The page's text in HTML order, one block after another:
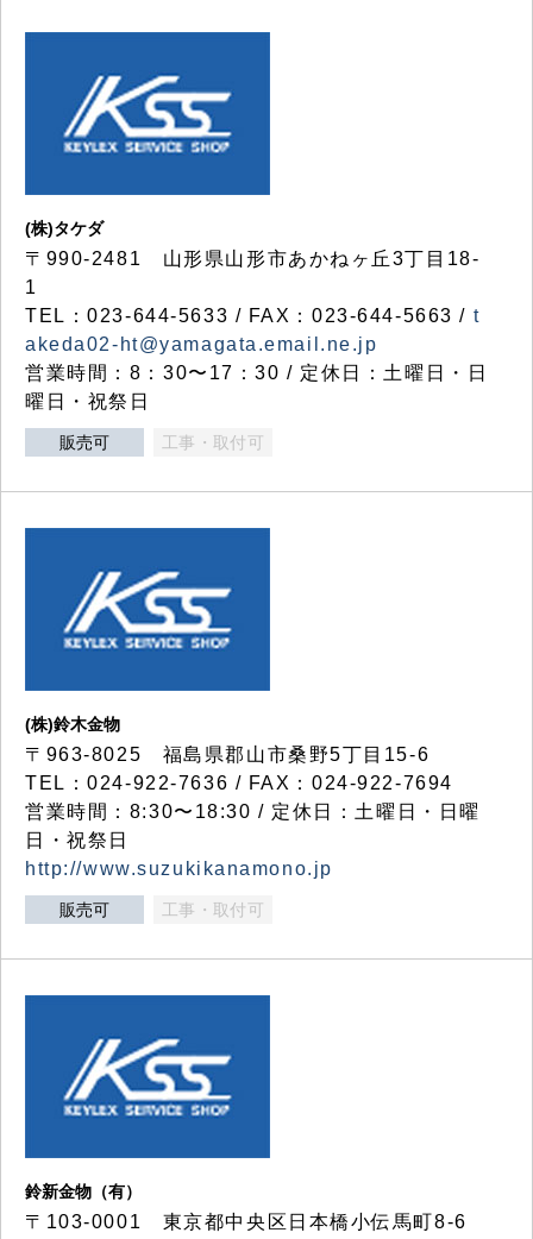
(株)タケダ
〒990-2481 山形県山形市あかねヶ丘3丁目18-
1
TEL：023-644-5633 / FAX：023-644-5663 / t
akeda02-ht@yamagata.email.ne.jp
営業時間：8：30〜17：30 / 定休日：土曜日・日
曜日・祝祭日
販売可 工事・取付可
(株)鈴木金物
〒963-8025 福島県郡山市桑野5丁目15-6
TEL：024-922-7636 / FAX：024-922-7694
営業時間：8:30〜18:30 / 定休日：土曜日・日曜
日・祝祭日
http://www.suzukikanamono.jp
販売可 工事・取付可
鈴新金物（有）
〒103-0001 東京都中央区日本橋小伝馬町8-6